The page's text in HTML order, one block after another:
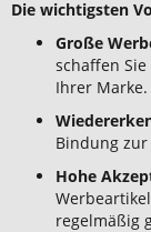
Die wichtigsten
Große
schaffen
Ihrer Marke.
Bindung zur
Hohe
regelmäßig